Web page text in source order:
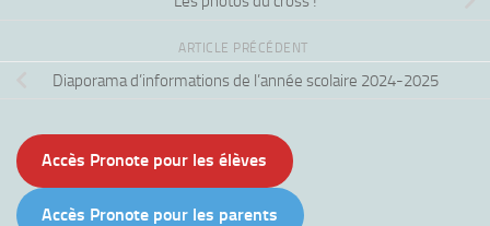
ARTICLE PRÉCÉDENT
Diaporama d’informations de l’année scolaire 2024-2025
Accès Pronote pour les élèves
Accès Pronote pour les parents